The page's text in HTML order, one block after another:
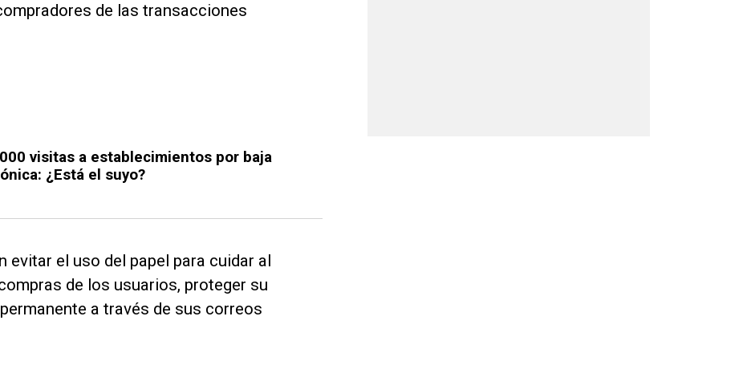
de las transacciones
visitas a establecimientos por baja
¿Está el suyo?
el uso del papel para cuidar al
de los usuarios, proteger su
a través de sus correos